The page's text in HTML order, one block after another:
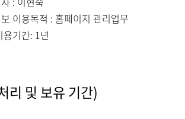
이용목적 : 홈페이지 관리업무
기간: 1년
리 및 보유 기간)